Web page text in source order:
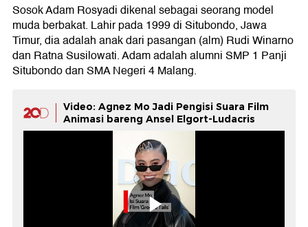
Sosok Adam Rosyadi dikenal sebagai seorang model
muda berbakat. Lahir pada 1999 di Situbondo, Jawa
Timur, dia adalah anak dari pasangan (alm) Rudi Winarno
dan Ratna Susilowati. Adam adalah alumni SMP 1 Panji
Situbondo dan SMA Negeri 4 Malang.
Video: Agnez Mo Jadi Pengisi Suara Film
Animasi bareng Ansel Elgort-Ludacris